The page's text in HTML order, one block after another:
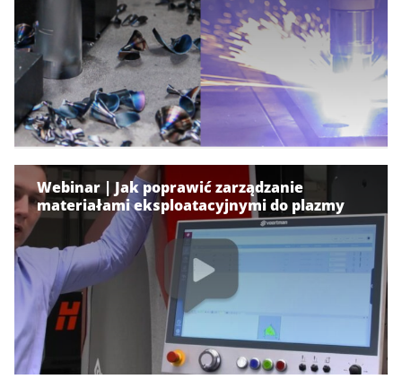
Webinar | Jak poprawić zarządzanie
materiałami eksploatacyjnymi do plazmy